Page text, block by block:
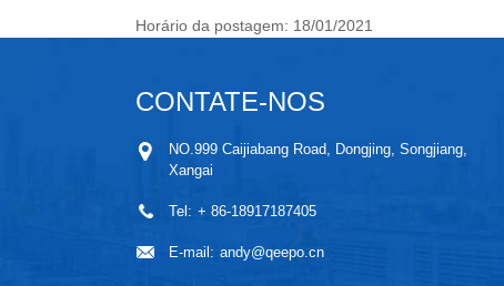
Horário da postagem: 18/01/2021
CONTATE-NOS
NO.999 Caijiabang Road, Dongjing, Songjiang,
Xangai
Tel: + 86-18917187405
E-mail: andy@qeepo.cn